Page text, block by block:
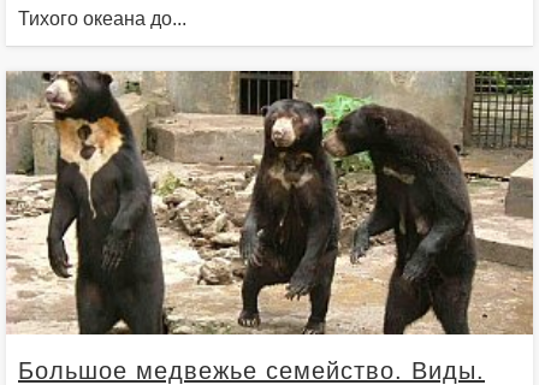
Тихого океана до...
Большое медвежье семейство. Виды.